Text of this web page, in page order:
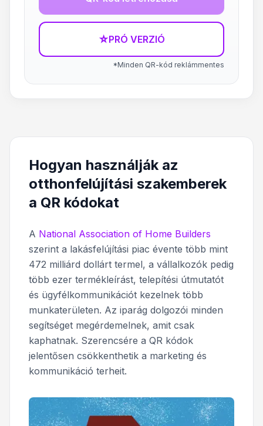
☆PRÓ VERZIÓ
*Minden QR-kód reklámmentes
Hogyan használják az
otthonfelújítási szakemberek
a QR kódokat
A National Association of Home Builders
szerint a lakásfelújítási piac évente több mint
472 milliárd dollárt termel, a vállalkozók pedig
több ezer termékleírást, telepítési útmutatót
és ügyfélkommunikációt kezelnek több
munkaterületen. Az iparág dolgozói minden
segítséget megérdemelnek, amit csak
kaphatnak. Szerencsére a QR kódok
jelentősen csökkenthetik a marketing és
kommunikáció terheit.